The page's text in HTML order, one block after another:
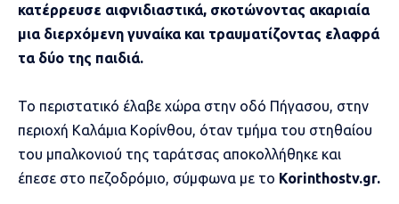
κατέρρευσε αιφνιδιαστικά, σκοτώνοντας ακαριαία
μια διερχόμενη γυναίκα και τραυματίζοντας ελαφρά
τα δύο της παιδιά.
Το περιστατικό έλαβε χώρα στην οδό Πήγασου, στην
περιοχή Καλάμια Κορίνθου, όταν τμήμα του στηθαίου
του μπαλκονιού της ταράτσας αποκολλήθηκε και
έπεσε στο πεζοδρόμιο, σύμφωνα με το Korinthostv.gr.